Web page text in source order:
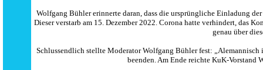
Wolfgang Bühler erinnerte daran, dass die ursprüngliche Einladung
Dieser verstarb am 15. Dezember 2022. Corona hatte verhindert, das
genau über
Schlussendlich stellte Moderator Wolfgang Bühler fest: „Alemannisch
beenden. Am Ende reichte KuK-Vorstand